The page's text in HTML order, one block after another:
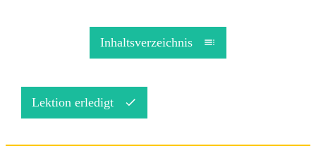
Inhaltsverzeichnis
Lektion erledigt